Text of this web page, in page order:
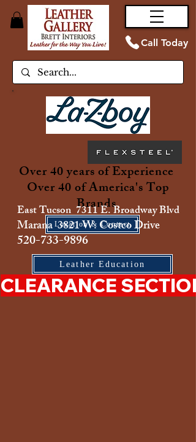
Call Today
Over 40 years of Experience
Over 40 of America's Top
Brands
Location & Contact
East Tucson 7311 E. Broadway Blvd
Marana 3821 W. Costco Drive
520-733-9896
Leather Education
CLEARANCE